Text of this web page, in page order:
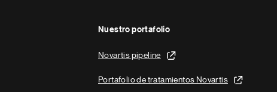
Nuestro portafolio
Novartis pipeline
Portafolio de tratamientos Novartis